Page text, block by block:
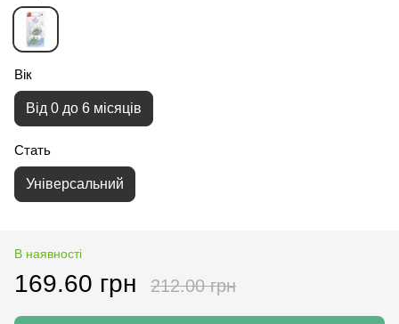
Вік
Від 0 до 6 місяців
Стать
Універсальний
В наявності
169.60 грн 212.00 грн